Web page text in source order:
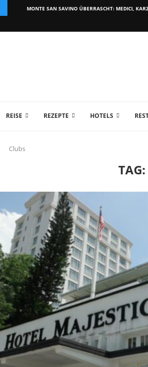
MONTE SAN SAVINO ÜBERRASCHT: MEDICI,
REISE REZEPTE HOTELS
Clubs
TAG: